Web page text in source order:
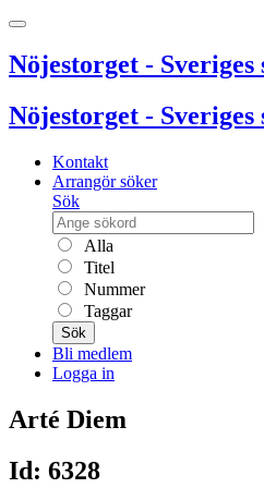
Nöjestorget -
Nöjestorget -
Kontakt
Arrangör söker
Sök
Alla
Titel
Nummer
Taggar
Sök
Bli medlem
Logga in
Arté Diem
Id: 6328